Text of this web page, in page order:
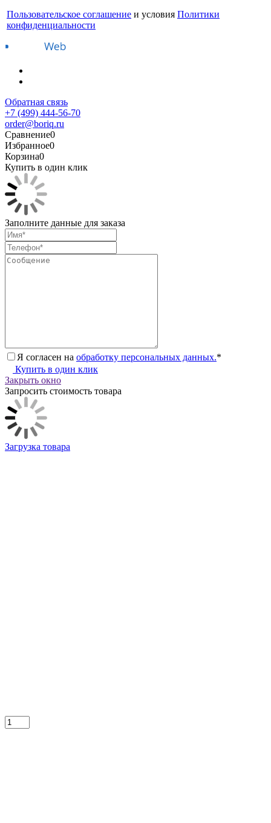
Пользовательское соглашение и условия Политики
конфиденциальности
Обратная связь
+7 (499) 444-56-70
order@boriq.ru
Сравнение0
Избранное0
Корзина0
Купить в один клик
Заполните данные для заказа
Я согласен на обработку персональных данных.*
Купить в один клик
Закрыть окно
Запросить стоимость товара
Загрузка товара